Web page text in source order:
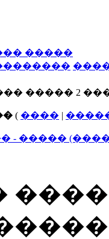
�����
����� 2
( ���� |
- �����